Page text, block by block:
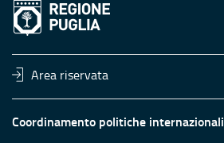
Area riservata
Coordinamento politiche internazionali